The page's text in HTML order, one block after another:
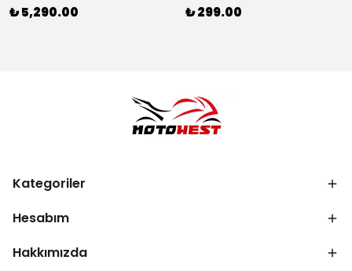
₺ 5,290.00 ₺ 299.00
Kategoriler
Hesabım
Hakkımızda